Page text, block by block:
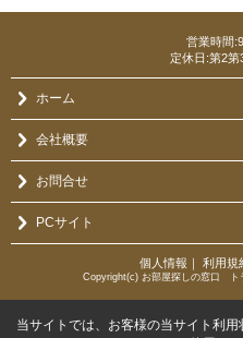
営業時間
定休日:第2第
ホーム
会社概要
お問合せ
PCサイト
個人情報 ｜ 利用規
Copyright(c) お部屋探しの窓口 ト
当サイトでは、お客様の当サイト利